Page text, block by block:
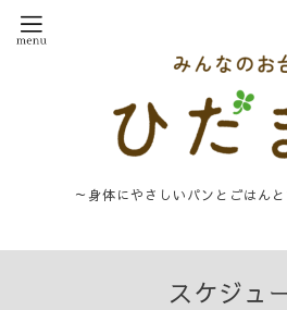
～身体にやさしいパンとごはん
スケジュ